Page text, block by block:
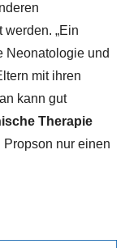
„Ein
Neonatologie und
mit ihren
kann gut
Therapie
Propson nur einen